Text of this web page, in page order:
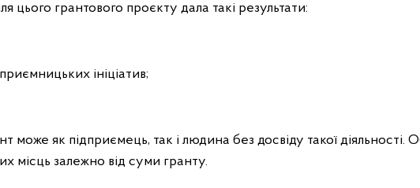
цього грантового проєкту дала такі результати:
ініціатив;
може як підприємець, так і людина без досвіду такої діяльності.
місць залежно від суми гранту.